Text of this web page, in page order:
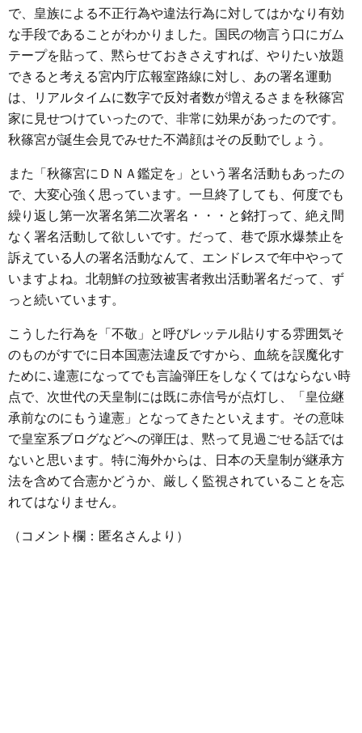
で、皇族による不正行為や違法行為に対してはかなり有効
な手段であることがわかりました。国民の物言う口にガム
テープを貼って、黙らせておきさえすれば、やりたい放題
できると考える宮内庁広報室路線に対し、あの署名運動
は、リアルタイムに数字で反対者数が増えるさまを秋篠宮
家に見せつけていったので、非常に効果があったのです。
秋篠宮が誕生会見でみせた不満顔はその反動でしょう。
また「秋篠宮にＤＮＡ鑑定を」という署名活動もあったの
で、大変心強く思っています。一旦終了しても、何度でも
繰り返し第一次署名第二次署名・・・と銘打って、絶え間
なく署名活動して欲しいです。だって、巷で原水爆禁止を
訴えている人の署名活動なんて、エンドレスで年中やって
いますよね。北朝鮮の拉致被害者救出活動署名だって、ず
っと続いています。
こうした行為を「不敬」と呼びレッテル貼りする雰囲気そ
のものがすでに日本国憲法違反ですから、血統を誤魔化す
ために､違憲になってでも言論弾圧をしなくてはならない時
点で、次世代の天皇制には既に赤信号が点灯し、「皇位継
承前なのにもう違憲」となってきたといえます。その意味
で皇室系ブログなどへの弾圧は、黙って見過ごせる話では
ないと思います。特に海外からは、日本の天皇制が継承方
法を含めて合憲かどうか、厳しく監視されていることを忘
れてはなりません。
（コメント欄：匿名さんより）